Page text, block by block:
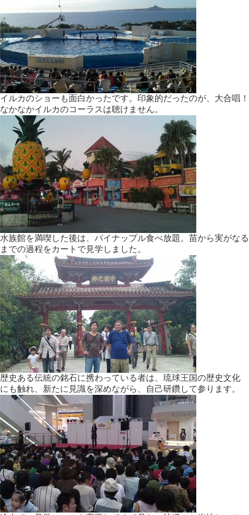
イルカのショーも面白かったです。印象的だったのが、大合唱！
なかなかイルカのコーラスは聴けません。
水族館を満喫した後は、パイナップル食べ放題。苗から実がなる
までの過程をカートで見学しました。
歴史ある伝統の銘石に携わっている者は、琉球王国の歴史文化
にも触れ、新たに見識を深めながら、自己研鑽して参ります。